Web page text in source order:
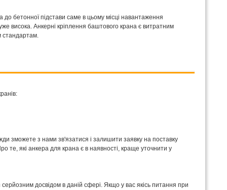
бетонної підстави саме в цьому місці навантаження
висока. Анкерні кріплення баштового крана є витратним
стандартам.
зможете з нами зв'язатися і залишити заявку на поставку
те, які анкера для крана є в наявності, краще уточнити у
досвідом в даній сфері. Якщо у вас якісь питання при